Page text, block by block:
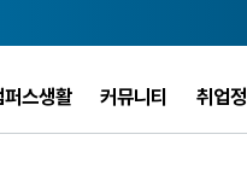
퍼스생활 커뮤니티 취업